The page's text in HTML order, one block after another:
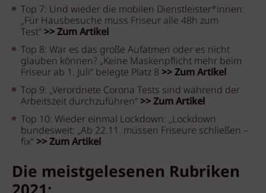
Top 7: Und wieder die mobilen Dienstleister*innen:
„Für Hausbesuche muss Friseur alle 48h zum
Test“ >> Zum Artikel
Top 8: War es das große Aufatmen oder es nicht
glauben können? „Keine Maskenpflicht mehr beim
Friseur ab 1. Juli“ belegte Platz 8 >> Zum Artikel
Top 9: „Verordnete Corona Tests sind während der
Arbeitszeit durchzuführen“ >> Zum Artikel
Top 10: Wieder einmal Lockdown: „Lockdown
bundesweit: „Ab 22.11. müssen Friseure schließen –
fix“ >> Zum Artikel
Die meistgelesenen Rubriken